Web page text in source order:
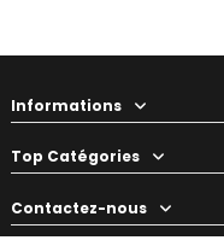
Informations
Top Catégories
Contactez-nous